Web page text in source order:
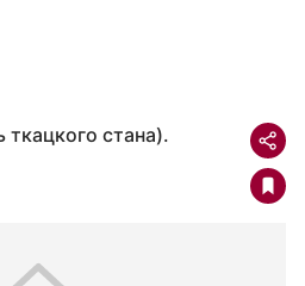
ткацкого стана).